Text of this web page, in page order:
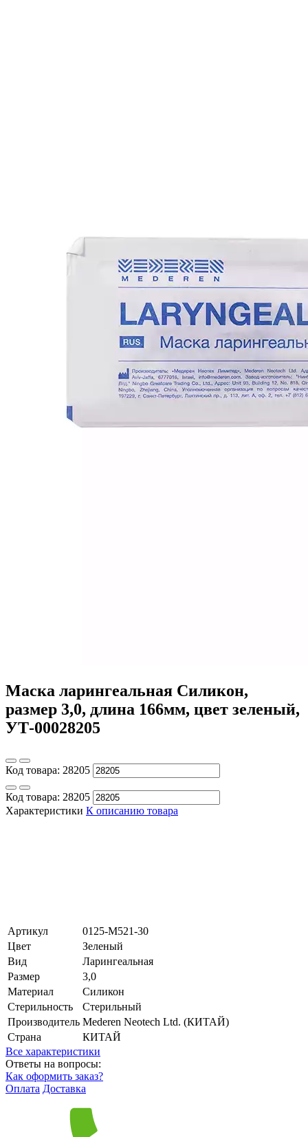
Маска ларингеальная Силикон,
размер 3,0, длина 166мм, цвет зеленый,
УТ-00028205
Код товара: 28205
Код товара: 28205
Характеристики К описанию товара
Артикул
0125-М521-30
Цвет
Зеленый
Вид
Ларингеальная
Размер
3,0
Материал
Силикон
Стерильность
Стерильный
Производитель Mederen Neotech Ltd. (КИТАЙ)
Страна
КИТАЙ
Все характеристики
Ответы на вопросы:
Как оформить заказ?
Оплата Доставка